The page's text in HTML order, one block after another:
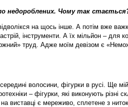
недороблених. Чому так
на щось інше. А потім вже
інструменти. А їх мільйон – для
труд. Адже моїм девізом є
волосини, фігурки в русі. Ще
– фігурки, які виконують різні
виставці є мереживо, сплетене з